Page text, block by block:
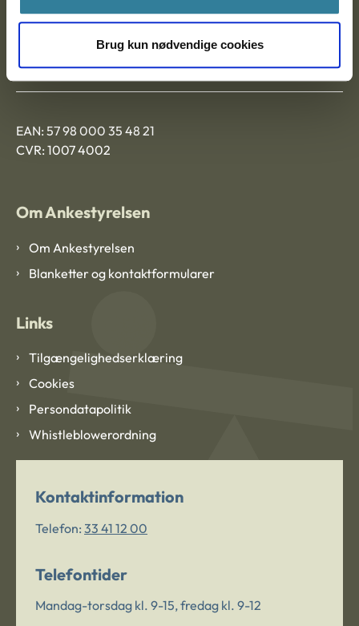
Brug kun nødvendige cookies
Ankestyrelsen Aalborg
Ankestyrelsen København
EAN: 57 98 000 35 48 21
CVR: 1007 4002
Om Ankestyrelsen
Om Ankestyrelsen
Blanketter og kontaktformularer
Links
Tilgængelighedserklæring
Cookies
Persondatapolitik
Whistleblowerordning
Kontaktinformation
Telefon: 33 41 12 00
Telefontider
Mandag-torsdag kl. 9-15, fredag kl. 9-12